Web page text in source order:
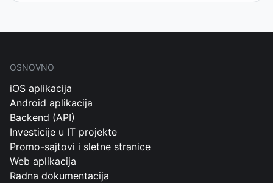
OSNOVNO
iOS aplikacija
Android aplikacija
Backend (API)
Investicije u IT projekte
Promo-sajtovi i sletne stranice
Web aplikacija
Radna dokumentacija